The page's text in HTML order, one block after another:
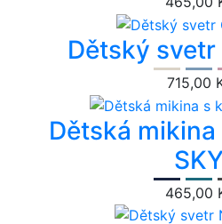
Dětský svetr
715,00
Dětská
465,00